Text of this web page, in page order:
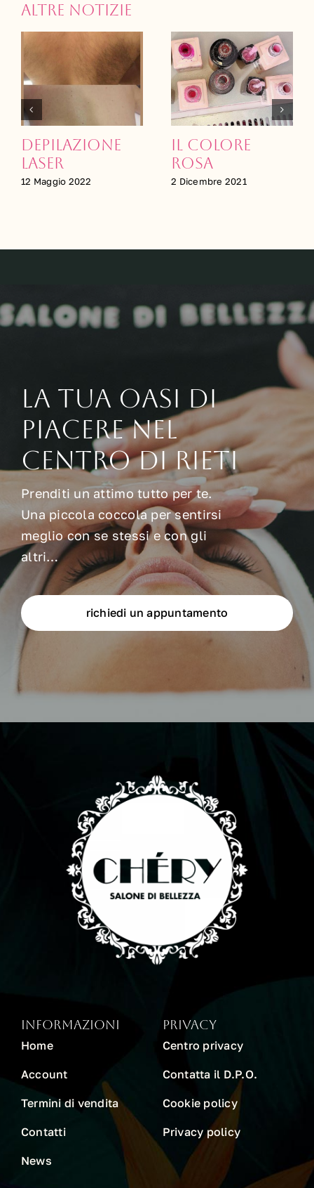
Altre notizie
Depilazione
laser
12 Maggio 2022
Il colore
rosa
2 Dicembre 2021
La tua oasi di
piacere nel
centro di Rieti
Prenditi un attimo tutto per te.
Una piccola coccola per sentirsi
meglio con se stessi e con gli
altri…
richiedi un appuntamento
INFORMAZIONI
Home
Account
Termini di vendita
Contatti
News
PRIVACY
Centro privacy
Contatta il D.P.O.
Cookie policy
Privacy policy